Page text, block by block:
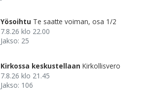
Yösoihtu Te saatte voiman, osa 1/2
7.8.26 klo 22.00
Jakso: 25
Kirkossa keskustellaan Kirkollisvero
7.8.26 klo 21.45
Jakso: 106